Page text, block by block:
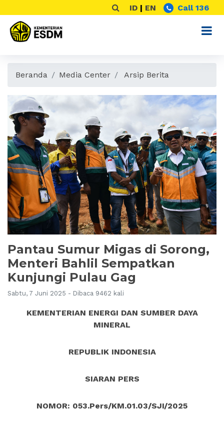
ID | EN Call 136
Beranda Media Center Arsip Berita
Pantau Sumur Migas di Sorong,
Menteri Bahlil Sempatkan
Kunjungi Pulau Gag
Sabtu, 7 Juni 2025 - Dibaca 9462 kali
KEMENTERIAN ENERGI DAN SUMBER DAYA
MINERAL
REPUBLIK INDONESIA
SIARAN PERS
NOMOR: 053.Pers/KM.01.03/SJI/2025